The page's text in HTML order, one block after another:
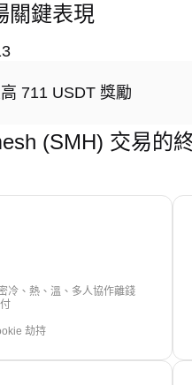
關鍵表現
711 USDT 獎勵
(SMH) 交易的
冷、熱、溫、多人協作離錢
劫持